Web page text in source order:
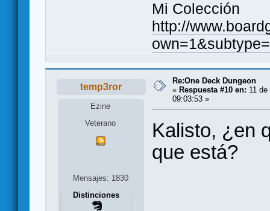
Mi Colección
http://
temp3ror
Ezine
Veterano
Mensajes: 1830
Distinciones
Re:One Deck Dungeon
« Respuesta #10 en: 11
09:03:53 »
Kalisto, ¿en
que está?